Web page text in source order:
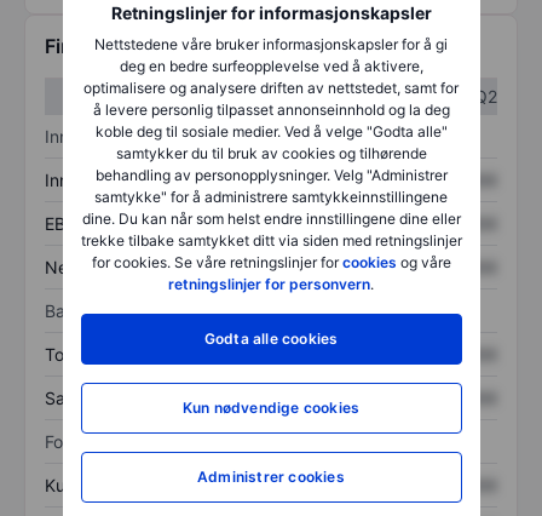
Retningslinjer for informasjonskapsler
Nettstedene våre bruker informasjonskapsler for å gi
deg en bedre surfeopplevelse ved å aktivere,
optimalisere og analysere driften av nettstedet, samt for
å levere personlig tilpasset annonseinnhold og la deg
koble deg til sosiale medier. Ved å velge "Godta alle"
samtykker du til bruk av cookies og tilhørende
behandling av personopplysninger. Velg "Administrer
samtykke" for å administrere samtykkeinnstillingene
dine. Du kan når som helst endre innstillingene dine eller
trekke tilbake samtykket ditt via siden med retningslinjer
for cookies. Se våre retningslinjer forcookies og våre
retningslinjer for personvern.
Godta alle cookies
Kun nødvendige cookies
Administrer cookies
Finansiell informasjon
Q1
Q2
Inntektsoversikt
Inntekter XXXXXXX XXXXXXX
EBITDA XXXXXXX XXXXXXX
Nettoinntekt XXXXXXX XXXXXXX
Balanse
Totale eiendeler
Samlet gjeld XXXXXXX
Forholdstall
Kurs/salg XXXXXXX